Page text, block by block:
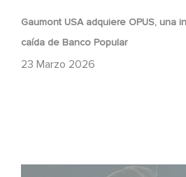
Gaumont USA adquiere OPUS, una
caída de Banco Popular
23 Marzo 2026
¡Unfamiliar es N.º 1 en el Top 10